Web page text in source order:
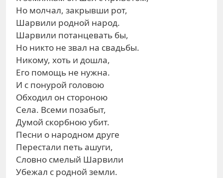
Но молчал, закрывши рот,
Шарвили родной народ.
Шарвили потанцевать бы,
Но никто не звал на свадьбы.
Никому, хоть и дошла,
Его помощь не нужна.
И с понурой головою
Обходил он стороною
Села. Всеми позабыт,
Думой скорбною убит.
Песни о народном друге
Перестали петь ашуги,
Словно смелый Шарвили
Убежал с родной земли.